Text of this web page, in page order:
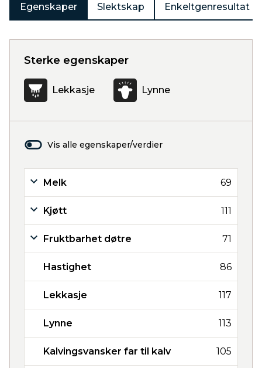
Egenskaper Slektskap Enkeltgenresultat
Sterke egenskaper
Lekkasje Lynne
Vis alle egenskaper/verdier
Melk 69
Kjøtt 111
Fruktbarhet døtre 71
Hastighet 86
Lekkasje 117
Lynne 113
Kalvingsvansker far til kalv 105